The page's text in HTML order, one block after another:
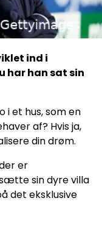
ind i
har han sat sin
i et hus, som en
af? Hvis ja,
din drøm.
er
sin dyre villa
det eksklusive